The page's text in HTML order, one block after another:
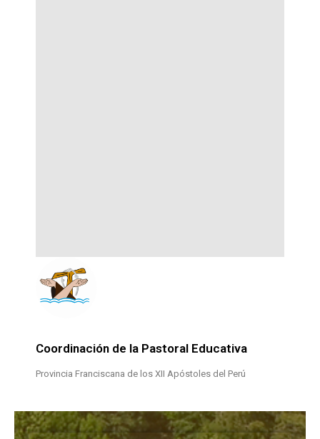
Coordinación de la Pastoral Educativa
Provincia Franciscana de los XII Apóstoles del Perú